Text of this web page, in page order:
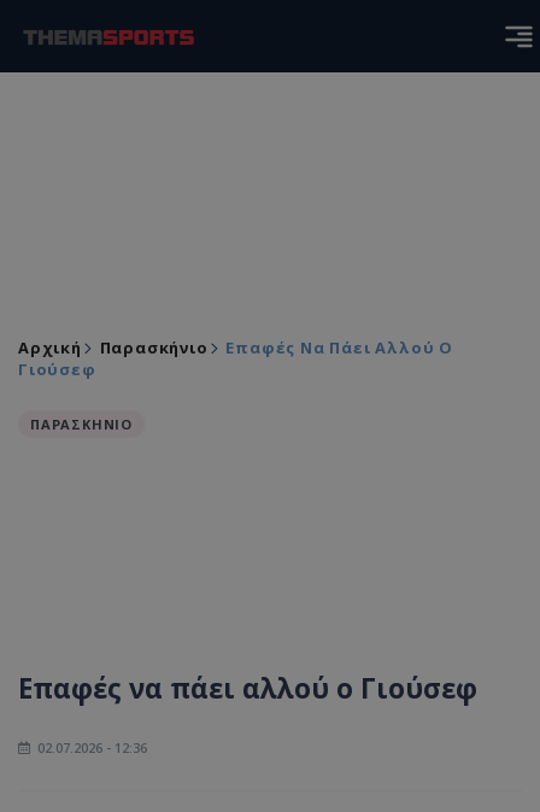
Αρχική Παρασκήνιο
Επαφές Να Πάει Αλλού Ο
Γιούσεφ
ΠΑΡΑΣΚΗΝΙΟ
Επαφές να πάει αλλού ο Γιούσεφ
02.07.2026 - 12:36